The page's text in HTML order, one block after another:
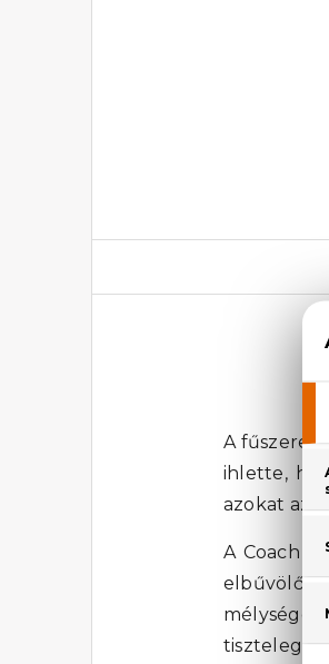
A
ihlette,
azokat az
A Coach
elbűvölő
mélysége
tiszteleg,